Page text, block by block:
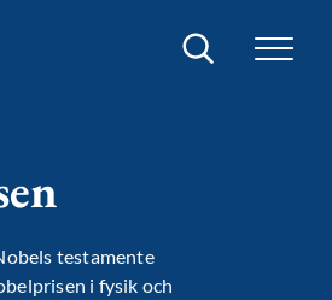
Sök
testamente
i fysik och